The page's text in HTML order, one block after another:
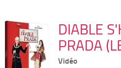
DIABLE
PRADA
Vidéo